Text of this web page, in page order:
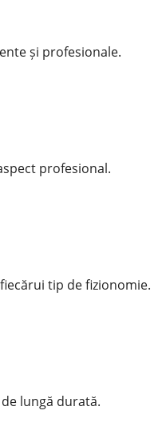
și profesionale.
profesional.
tip de fizionomie.
lungă durată.